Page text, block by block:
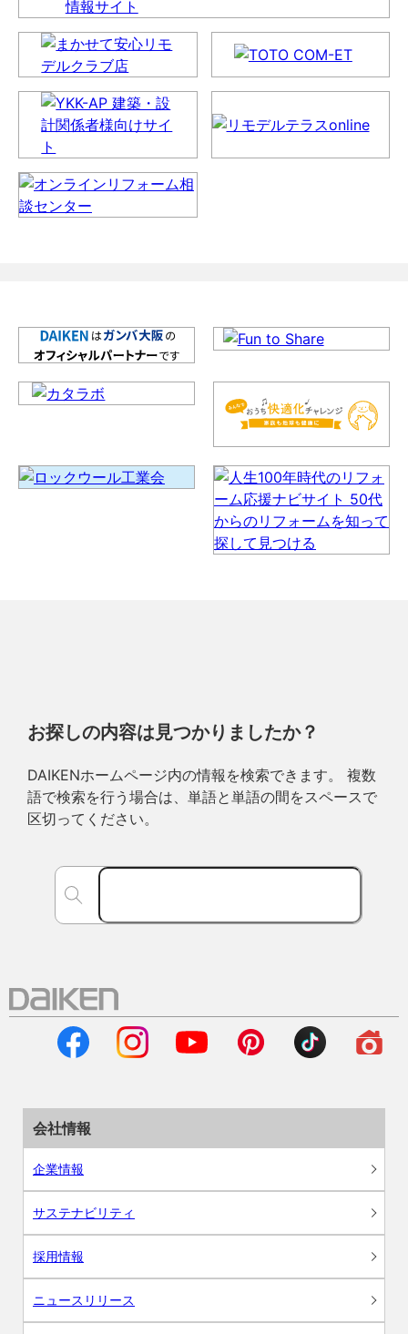
お探しの内容は見つかりましたか？
DAIKENホームページ内の情報を検索できます。 複数
語で検索を行う場合は、単語と単語の間をスペースで
区切ってください。
会社情報
企業情報
サステナビリティ
採用情報
ニュースリリース